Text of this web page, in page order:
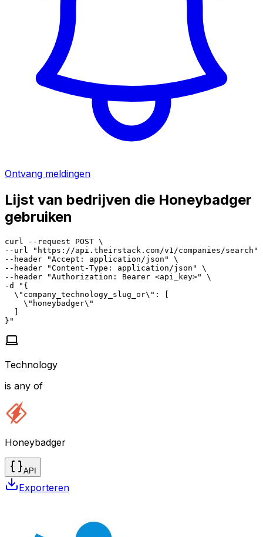
Ontvang meldingen
Lijst van bedrijven die Honeybadger
gebruiken
curl --request POST \
--url "https://api.theirstack.com/v1/companies/search"
--header "Accept: application/json" \
--header "Content-Type: application/json" \
--header "Authorization: Bearer <api_key>" \
-d "{
  \"company_technology_slug_or\": [
    \"honeybadger\"
  ]
}"
Technology
is any of
Honeybadger
API
Exporteren